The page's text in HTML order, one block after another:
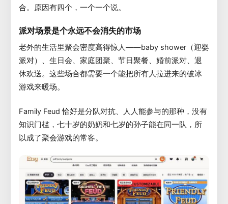
合。原因有四个，一个一个说。
派对场景是个永远不会消失的市场
老外的生活里聚会密度高得惊人——baby shower（迎婴
派对）、生日会、家庭团聚、节日聚餐、婚前派对、退
休欢送。这些场合都需要一个能把所有人拉进来的破冰
游戏来暖场。
Family Feud 恰好是分队对抗、人人能参与的那种，没有
知识门槛，七十岁的奶奶和七岁的孙子能在同一队，所
以成了聚会游戏的常客。